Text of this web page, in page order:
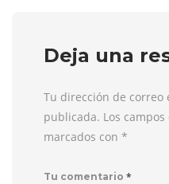
Deja una
Tu dirección de correo
publicada. Los
marcados con *
Tu comentario *